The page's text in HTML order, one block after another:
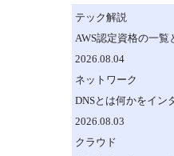
テック解説
AWS認定資格の一
2026.08.04
ネットワーク
DNSとは何かをイン
2026.08.03
クラウド